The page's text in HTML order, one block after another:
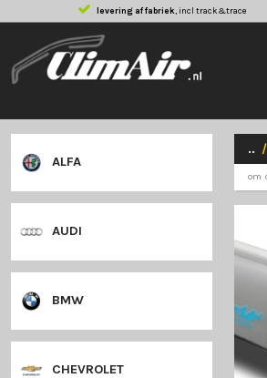
levering af fabriek, incl
ALFA
BMW